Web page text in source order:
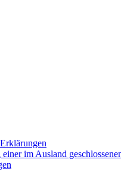
im Ausland